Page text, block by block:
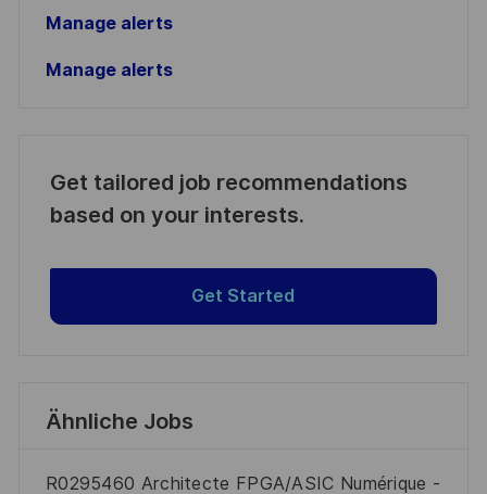
Manage alerts
Manage alerts
Get tailored job recommendations
based on your interests.
Get Started
Ähnliche Jobs
R0295460 Architecte FPGA/ASIC Numérique -